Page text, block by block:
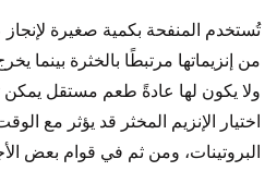
تُستخدم المنفحة بكمية صغيرة لإنجاز
من إنزيماتها مرتبطًا بالخثرة بينما
ولا يكون لها عادةً طعم مستقل يمكن
اختيار الإنزيم المخثر قد يؤثر مع
البروتينات، ومن ثم في قوام بعض